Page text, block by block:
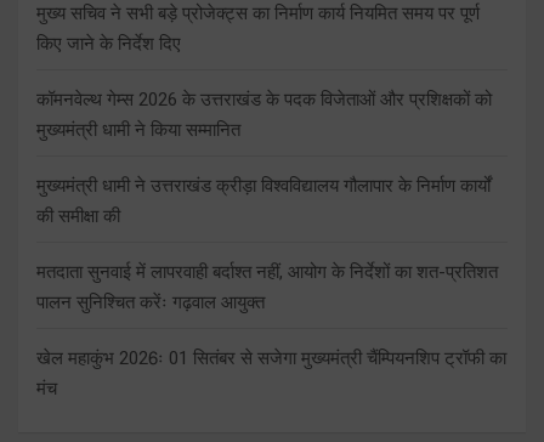
मुख्य सचिव ने सभी बड़े प्रोजेक्ट्स का निर्माण कार्य नियमित समय पर पूर्ण
किए जाने के निर्देश दिए
कॉमनवेल्थ गेम्स 2026 के उत्तराखंड के पदक विजेताओं और प्रशिक्षकों को
मुख्यमंत्री धामी ने किया सम्मानित
मुख्यमंत्री धामी ने उत्तराखंड क्रीड़ा विश्वविद्यालय गौलापार के निर्माण कार्यों
की समीक्षा की
मतदाता सुनवाई में लापरवाही बर्दाश्त नहीं, आयोग के निर्देशों का शत-प्रतिशत
पालन सुनिश्चित करेंः गढ़वाल आयुक्त
खेल महाकुंभ 2026ः 01 सितंबर से सजेगा मुख्यमंत्री चैंम्पियनशिप ट्रॉफी का
मंच